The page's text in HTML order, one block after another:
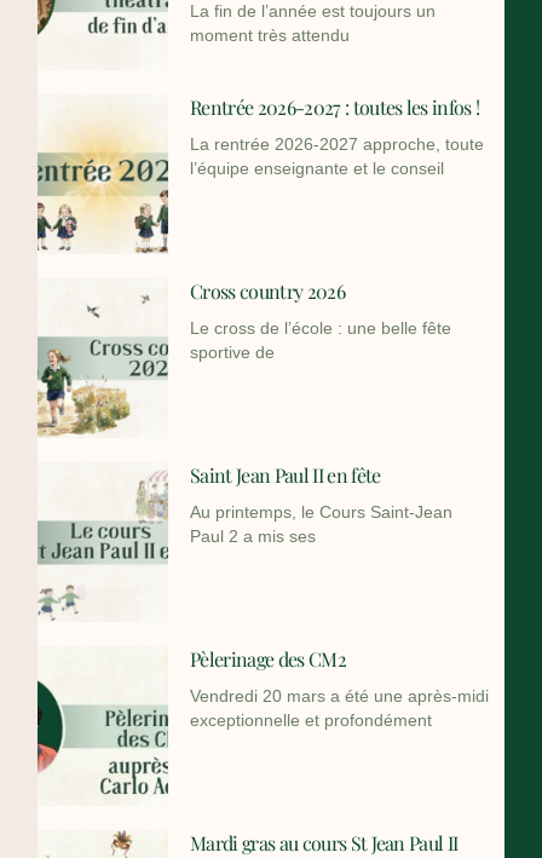
La fin de l’année est toujours un
moment très attendu
Rentrée 2026-2027 : toutes les infos !
La rentrée 2026-2027 approche, toute
l’équipe enseignante et le conseil
Cross country 2026
Le cross de l’école : une belle fête
sportive de
Saint Jean Paul II en fête
Au printemps, le Cours Saint-Jean
Paul 2 a mis ses
Pèlerinage des CM2
Vendredi 20 mars a été une après-midi
exceptionnelle et profondément
Mardi gras au cours St Jean Paul II